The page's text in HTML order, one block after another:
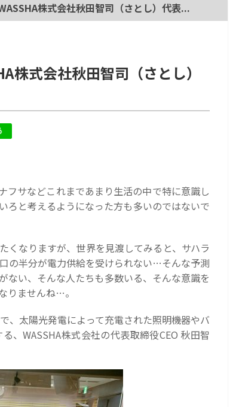
株式会社秋田智司（さとし）代表...
株式会社秋田智司（さとし）
フサなどこれまであまり生活の中で特に意識し
ろと考えるようになった方も多いのではないで
くなりますが、世界を見渡してみると、サハラ
の半分が電力供給を受けられない…そんな予測
ない、そんな人たちも多数いる、そんな意識を
りませんね…。
、太陽光発電によって充電された照明機器やバ
、WASSHA株式会社の代表取締役CEO 秋田智